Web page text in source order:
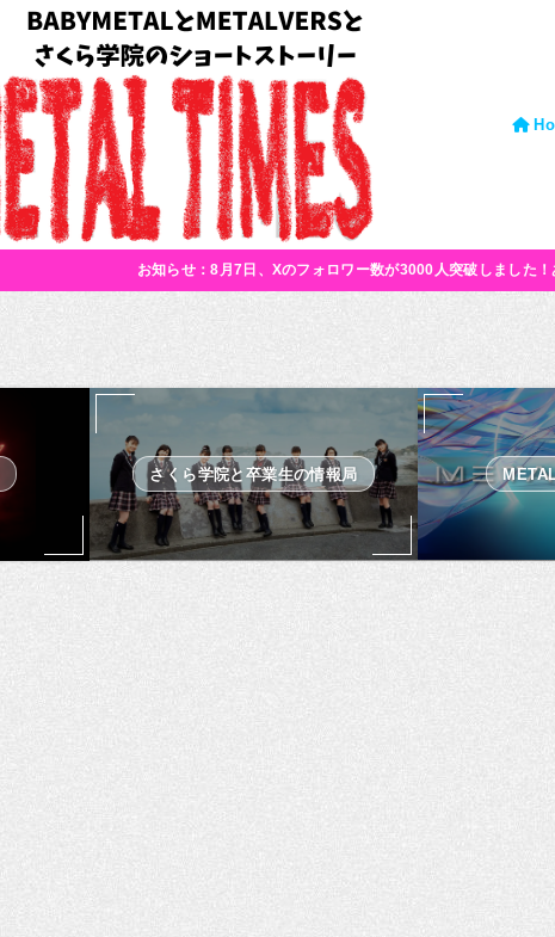
お知らせ：8月7日、Xのフォロワー数が3000人突破しました
さくら学院と卒業生の情報局